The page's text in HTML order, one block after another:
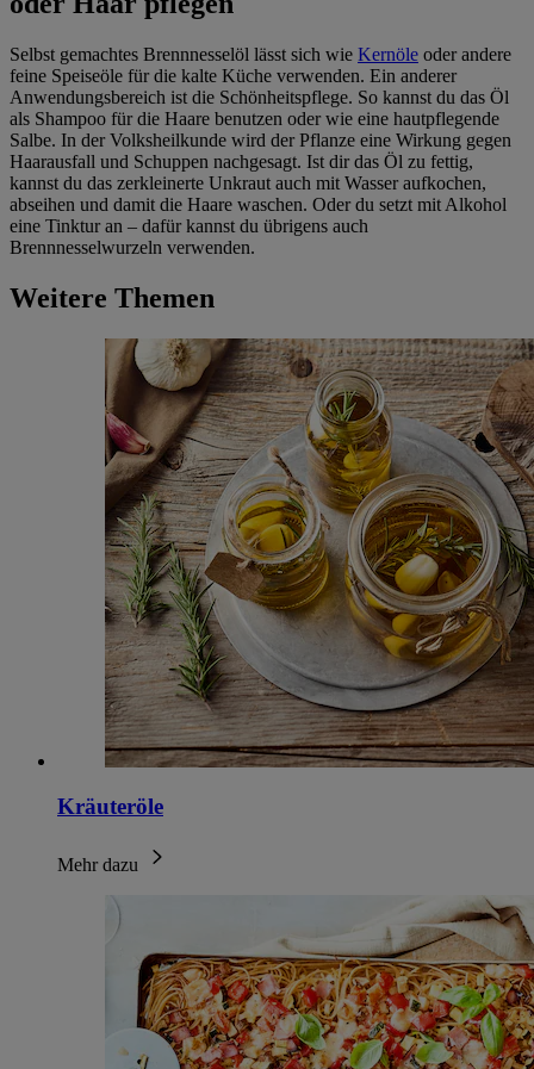
Selbst gemachtes Brennnesselöl lässt sich wie Kernöle oder andere
feine Speiseöle für die kalte Küche verwenden. Ein anderer
Anwendungsbereich ist die Schönheitspflege. So kannst du das Öl
als Shampoo für die Haare benutzen oder wie eine hautpflegende
Salbe. In der Volksheilkunde wird der Pflanze eine Wirkung gegen
Haarausfall und Schuppen nachgesagt. Ist dir das Öl zu fettig,
kannst du das zerkleinerte Unkraut auch mit Wasser aufkochen,
abseihen und damit die Haare waschen. Oder du setzt mit Alkohol
eine Tinktur an – dafür kannst du übrigens auch
Brennnesselwurzeln verwenden.
Weitere Themen
Kräuteröle
Mehr dazu